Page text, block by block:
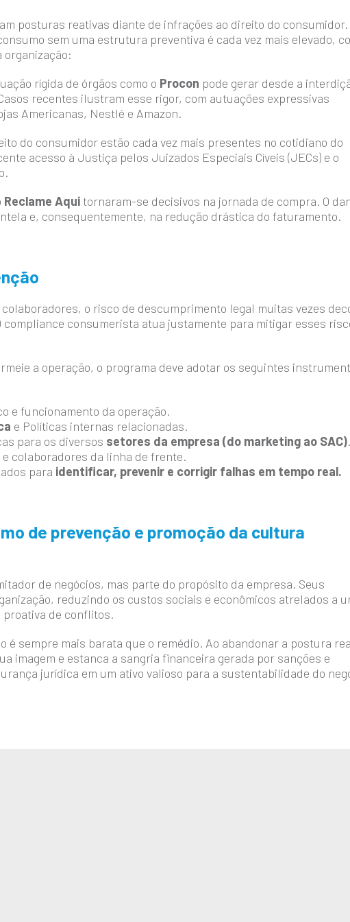
posturas reativas diante de infrações ao direito do consumidor.
sem uma estrutura preventiva é cada vez mais elevado,
organização:
rígida de órgãos como o Procon pode gerar desde a
recentes ilustram esse rigor, com autuações expressivas
Americanas, Nestlé e Amazon.
do consumidor estão cada vez mais presentes no cotidiano do
acesso à Justiça pelos Juizados Especiais Cíveis (JECs) e o
Reclame Aqui tornaram-se decisivos na jornada de compra. O
e, consequentemente, na redução drástica do faturamento.
o risco de descumprimento legal muitas vezes
consumerista atua justamente para mitigar esses
a operação, o programa deve adotar os seguintes
e funcionamento da operação.
e Políticas internas relacionadas.
para os diversos setores da empresa (do marketing ao SAC).
colaboradores da linha de frente.
para identificar, prevenir e corrigir falhas em tempo real.
de prevenção e promoção da cultura
de negócios, mas parte do propósito da empresa. Seus
reduzindo os custos sociais e econômicos atrelados a
proativa de conflitos.
é sempre mais barata que o remédio. Ao abandonar a postura
imagem e estanca a sangria financeira gerada por sanções e
jurídica em um ativo valioso para a sustentabilidade do